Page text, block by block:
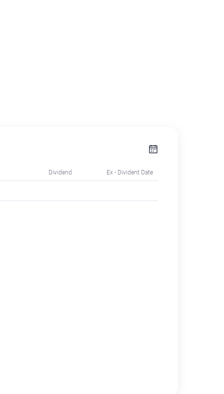
Dividend Ex - Divident Date